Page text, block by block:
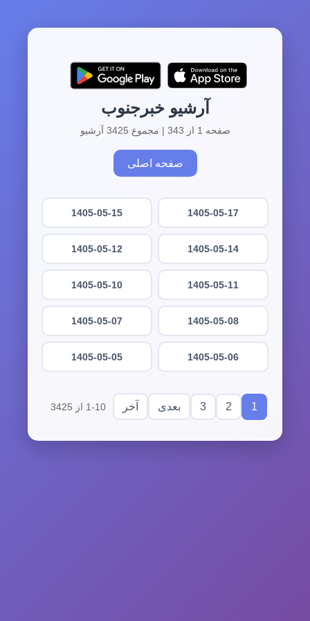
آرشیو خبرجنوب
صفحه 1 از 343 | مجموع 3425 آرشیو
صفحه اصلی
1405-05-17
1405-05-15
1405-05-14
1405-05-12
1405-05-11
1405-05-10
1405-05-08
1405-05-07
1405-05-06
1405-05-05
1
2
3 بعدی آخر 1-10 از 3425